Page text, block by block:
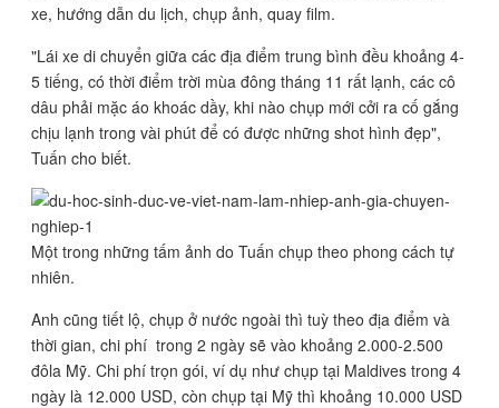
xe, hướng dẫn du lịch, chụp ảnh, quay film.
"Lái xe di chuyển giữa các địa điểm trung bình đều khoảng 4-
5 tiếng, có thời điểm trời mùa đông tháng 11 rất lạnh, các cô
dâu phải mặc áo khoác dầy, khi nào chụp mới cởi ra cố gắng
chịu lạnh trong vài phút để có được những shot hình đẹp",
Tuấn cho biết.
Một trong những tấm ảnh do Tuấn chụp theo phong cách tự
nhiên.
Anh cũng tiết lộ, chụp ở nước ngoài thì tuỳ theo địa điểm và
thời gian, chi phí trong 2 ngày sẽ vào khoảng 2.000-2.500
đôla Mỹ. Chi phí trọn gói, ví dụ như chụp tại Maldives trong 4
ngày là 12.000 USD, còn chụp tại Mỹ thì khoảng 10.000 USD